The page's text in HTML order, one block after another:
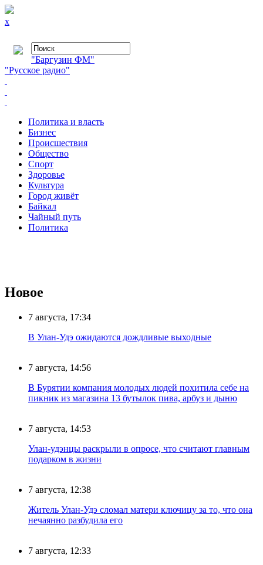
x
"Баргузин ФМ"
"Русское радио"
Политика и власть
Бизнес
Происшествия
Общество
Cпорт
Здоровье
Культура
Город живёт
Байкал
Чайный путь
Политика
Новое
7 августа, 17:34
В Улан-Удэ ожидаются дождливые выходные
7 августа, 14:56
В Бурятии компания молодых людей похитила себе на
пикник из магазина 13 бутылок пива, арбуз и дыню
7 августа, 14:53
Улан-удэнцы раскрыли в опросе, что считают главным
подарком в жизни
7 августа, 12:38
Житель Улан-Удэ сломал матери ключицу за то, что она
нечаянно разбудила его
7 августа, 12:33